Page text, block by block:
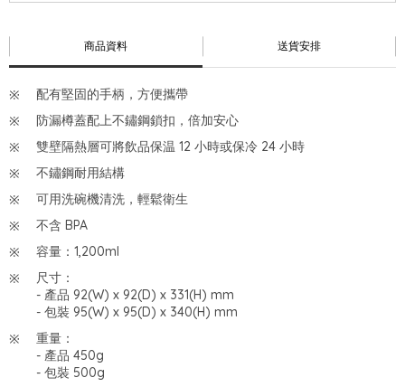
商品資料 送貨安排
配有堅固的手柄，方便攜帶
防漏樽蓋配上不鏽鋼鎖扣，倍加安心
雙壁隔熱層可將飲品保温 12 小時或保冷 24 小時
不鏽鋼耐用結構
可用洗碗機清洗，輕鬆衛生
不含 BPA
容量：1,200ml
尺寸：
- 產品 92(W) x 92(D) x 331(H) mm
- 包裝 95(W) x 95(D) x 340(H) mm
重量：
- 產品 450g
- 包裝 500g